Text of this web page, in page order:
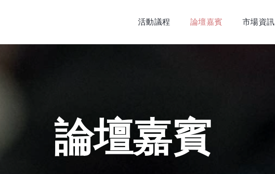
活動議程 論壇嘉賓 市場資訊
論壇嘉賓